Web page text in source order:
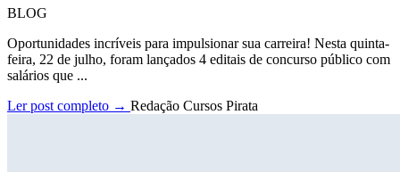
BLOG
Oportunidades incríveis para impulsionar sua carreira! Nesta quinta-
feira, 22 de julho, foram lançados 4 editais de concurso público com
salários que ...
Ler post completo → Redação Cursos Pirata